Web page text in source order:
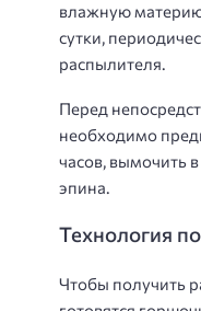
влажную материю
сутки,
распылителя.
Перед
необходимо
часов, вымочить
эпина.
Технология
Чтобы получить